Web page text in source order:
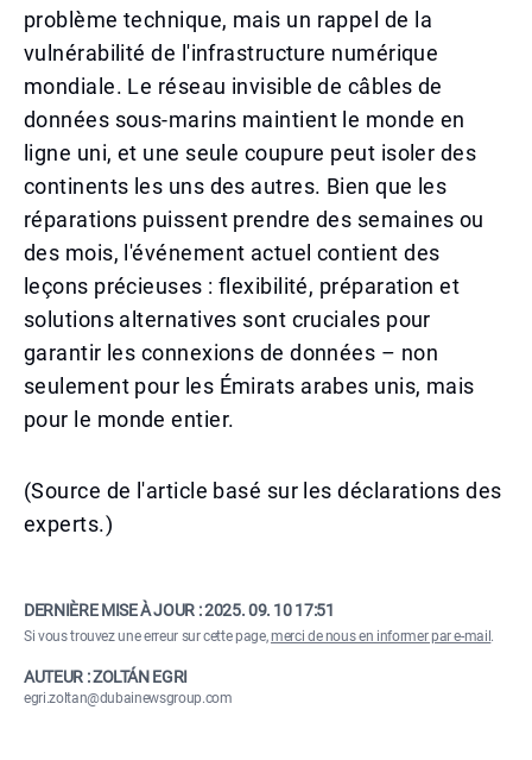
problème technique, mais un rappel de la
vulnérabilité de l'infrastructure numérique
mondiale. Le réseau invisible de câbles de
données sous-marins maintient le monde en
ligne uni, et une seule coupure peut isoler des
continents les uns des autres. Bien que les
réparations puissent prendre des semaines ou
des mois, l'événement actuel contient des
leçons précieuses : flexibilité, préparation et
solutions alternatives sont cruciales pour
garantir les connexions de données – non
seulement pour les Émirats arabes unis, mais
pour le monde entier.
(Source de l'article basé sur les déclarations des
experts.)
DERNIÈRE MISE À JOUR :2025. 09. 10 17:51
Si vous trouvez une erreur sur cette page,merci de nous en informer par e-mail .
AUTEUR : ZOLTÁN EGRI
egri.zoltan@dubainewsgroup.com